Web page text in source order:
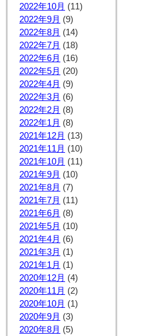
2022年10月 (11)
2022年9月 (9)
2022年8月 (14)
2022年7月 (18)
2022年6月 (16)
2022年5月 (20)
2022年4月 (9)
2022年3月 (6)
2022年2月 (8)
2022年1月 (8)
2021年12月 (13)
2021年11月 (10)
2021年10月 (11)
2021年9月 (10)
2021年8月 (7)
2021年7月 (11)
2021年6月 (8)
2021年5月 (10)
2021年4月 (6)
2021年3月 (1)
2021年1月 (1)
2020年12月 (4)
2020年11月 (2)
2020年10月 (1)
2020年9月 (3)
2020年8月 (5)